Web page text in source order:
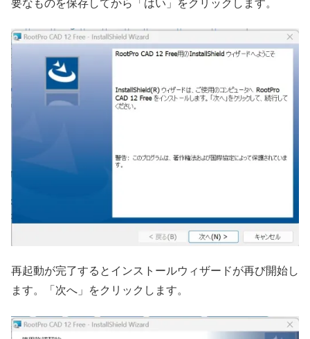
要なものを保存してから「はい」をクリックします。
再起動が完了するとインストールウィザードが再び開始し
ます。「次へ」をクリックします。